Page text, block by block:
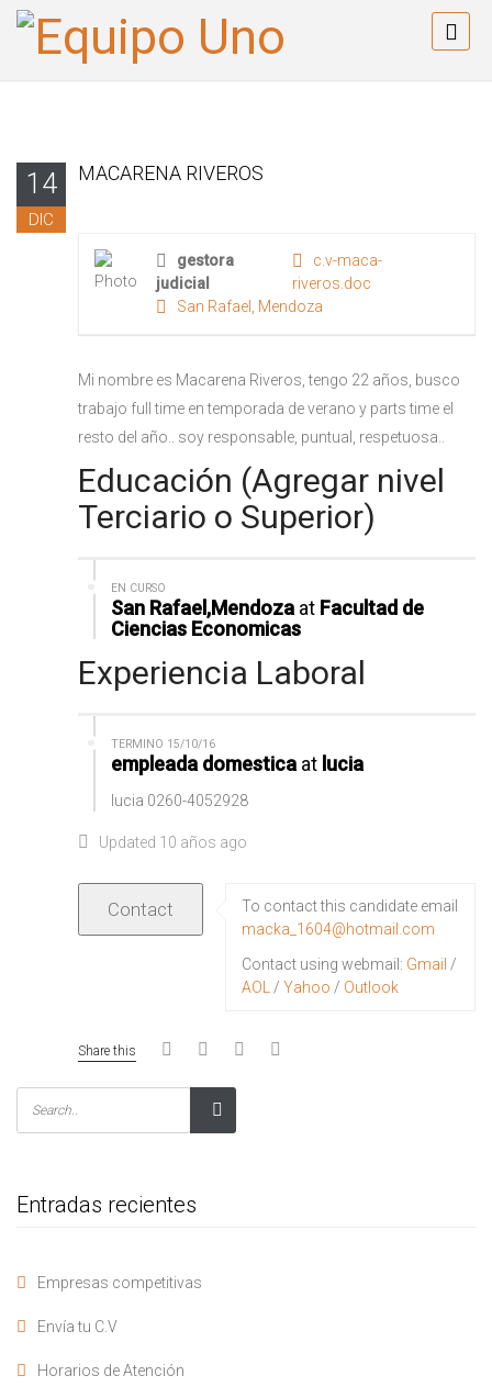
14
DIC
MACARENA RIVEROS
c.v-maca-
riveros.doc
gestora
judicial
San Rafael, Mendoza
Mi nombre es Macarena Riveros, tengo 22 años, busco
trabajo full time en temporada de verano y parts time el
resto del año.. soy responsable, puntual, respetuosa..
Educación (Agregar nivel
Terciario o Superior)
EN CURSO
San Rafael,Mendoza at Facultad de
Ciencias Economicas
Experiencia Laboral
TERMINO 15/10/16
empleada domestica at lucia
lucia 0260-4052928
Updated 10 años ago
To contact this candidate email
macka_1604@hotmail.com
Contact using webmail: Gmail /
AOL
/Yahoo / Outlook
Share this
Entradas recientes
Empresas competitivas
Envía tu C.V
Horarios de Atención